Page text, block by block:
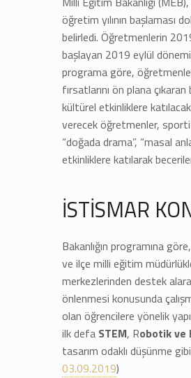
öğretim yılının başlaması
belirledi. Öğretmenlerin
başlayan 2019 eylül
programa göre,
fırsatlarını ön plana
kültürel etkinliklere
verecek öğretmenler,
“doğada drama”, “masal
etkinliklere katılarak
İSTİSMAR
Bakanlığın programına
ve ilçe milli eğitim
merkezlerinden destek
önlenmesi konusunda
olan öğrencilere yönelik
ilk defa STEM, Robotik ve
tasarım odaklı düşünme
03.09.2019)